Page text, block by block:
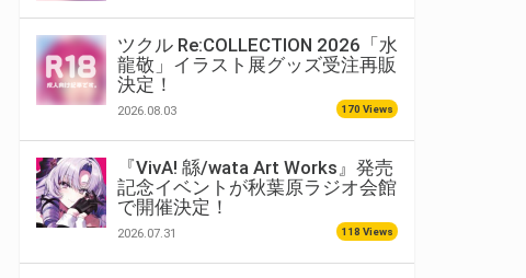
ツクル Re:COLLECTION 2026「水
龍敬」イラスト展グッズ受注再販
決定！
2026.08.03 170 Views
『VivA! 緜/wata Art Works』発売
記念イベントが秋葉原ラジオ会館
で開催決定！
2026.07.31 118 Views